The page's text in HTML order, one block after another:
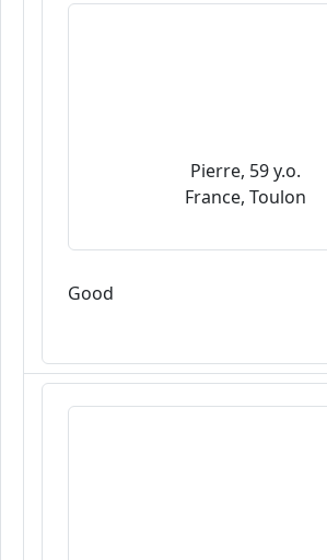
Pierre, 59 y.o.
France, Toulon
Good